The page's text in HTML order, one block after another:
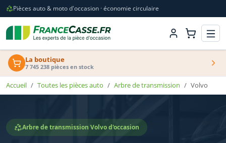
Pièces auto & moto d'occasion · économie circulaire
La boutique
7 745 238 pièces en stock
Accueil Toutes les pièces auto Arbre de transmission Volvo
Arbre de transmission Volvo d'occasion